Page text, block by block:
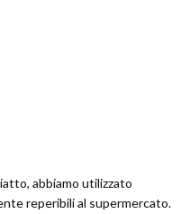
abbiamo utilizzato
reperibili al supermercato.